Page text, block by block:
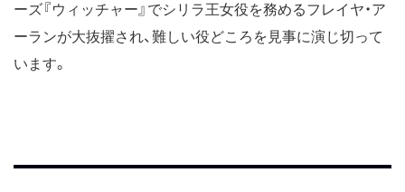
ーズ『ウィッチャー』でシリラ王女役を務めるフレイヤ・ア
ーランが大抜擢され、難しい役どころを見事に演じ切って
います。